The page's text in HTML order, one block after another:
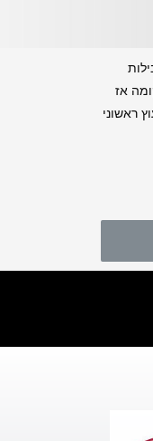
מדובר בדירה בקומה אז
ראשוני